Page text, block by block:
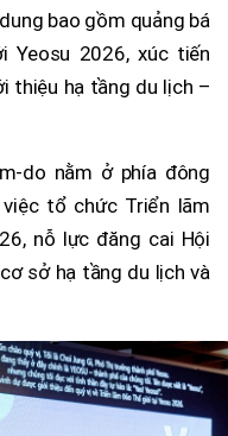
bao gồm quảng bá
Yeosu 2026, xúc tiến
thiệu hạ tầng du lịch –
do nằm ở phía đông
tổ chức Triển lãm
nỗ lực đăng cai Hội
sở hạ tầng du lịch và